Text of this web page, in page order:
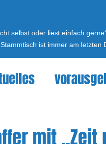
selbst oder liest einfach
ist immer am
mit „Zeit